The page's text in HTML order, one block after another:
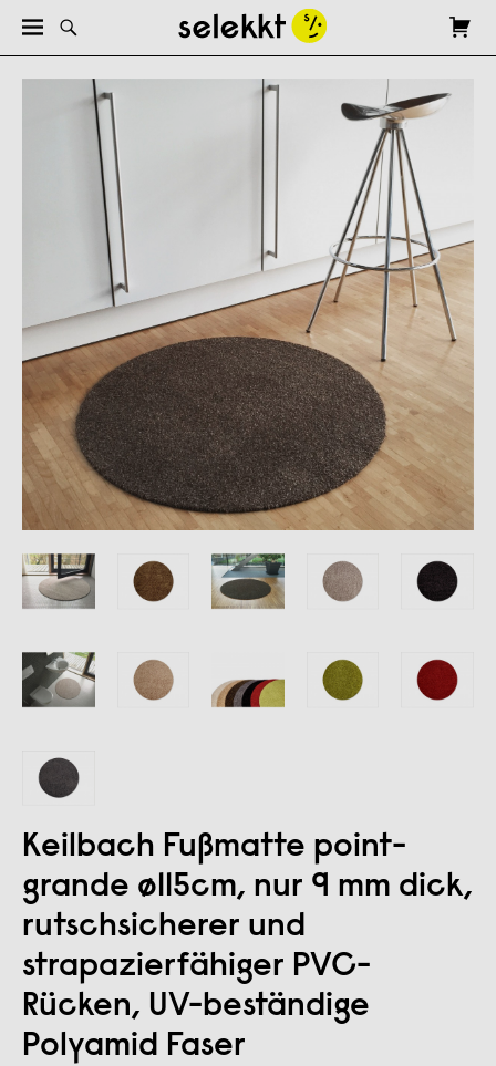
Keilbach Fußmatte point-
grande ø115cm, nur 9 mm dick,
rutschsicherer und
strapazierfähiger PVC-
Rücken, UV-beständige
Polyamid Faser